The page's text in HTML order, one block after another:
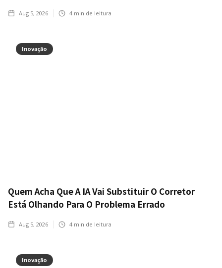
Aug 5, 2026 4 min de leitura
Inovação
Quem Acha Que A IA Vai Substituir O Corretor
Está Olhando Para O Problema Errado
Aug 5, 2026 4 min de leitura
Inovação